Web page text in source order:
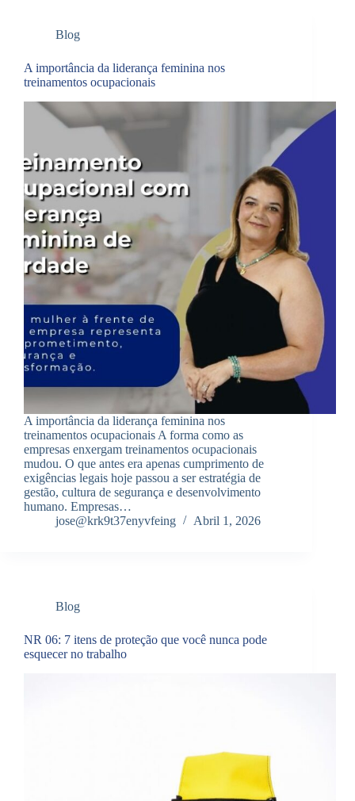
Blog
A importância da liderança feminina nos
treinamentos ocupacionais
A importância da liderança feminina nos
treinamentos ocupacionais A forma como as
empresas enxergam treinamentos ocupacionais
mudou. O que antes era apenas cumprimento de
exigências legais hoje passou a ser estratégia de
gestão, cultura de segurança e desenvolvimento
humano. Empresas…
jose@krk9t37enyvfeing
Abril 1, 2026
Blog
NR 06: 7 itens de proteção que você nunca pode
esquecer no trabalho